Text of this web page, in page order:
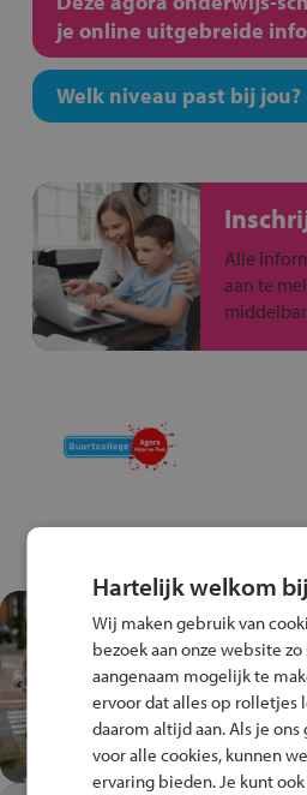
je online uitgebreide
Welk niveau past bij jou?
Alle
aan te
Test je
Fiets
Speel het
en win een
Hartelijk welkom
Wij maken gebruik van
bezoek aan onze website
aangenaam mogelijk te
ervoor dat alles op rolletjes
daarom altijd aan. Als je
voor alle cookies, kunnen
ervaring bieden. Je kunt